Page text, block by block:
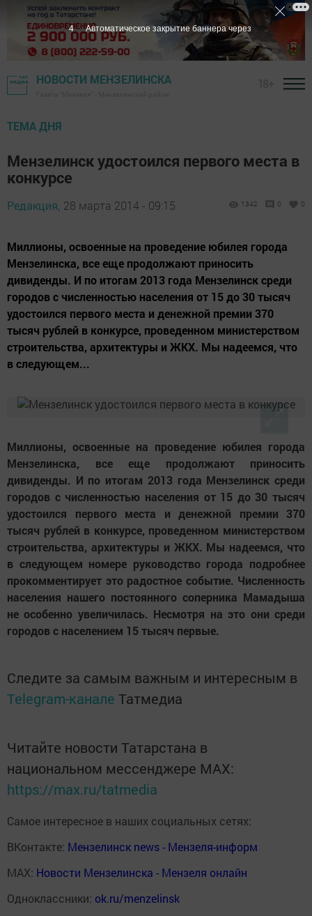
НОВОСТИ МЕНЗЕЛИНСКА
ТЕМА ДНЯ
Мензелинск удостоился первого места в
конкурсе
Редакция, 28 марта 2014 - 09:15 1342 0 0
Миллионы, освоенные на проведение юбилея города
Мензелинска, все еще продолжают приносить
дивиденды. И по итогам 2013 года Мензелинск среди
городов с численностью населения от 15 до 30 тысяч
удостоился первого места и денежной премии 370
тысяч рублей в конкурсе, проведенном министерством
строительства, архитектуры и ЖКХ. Мы надеемся, что
в следующем...
Миллионы, освоенные на проведение юбилея города
Мензелинска, все еще продолжают приносить
дивиденды. И по итогам 2013 года Мензелинск среди
городов с численностью населения от 15 до 30 тысяч
удостоился первого места и денежной премии 370
тысяч рублей в конкурсе, проведенном министерством
строительства, архитектуры и ЖКХ. Мы надеемся, что
в следующем номере руководство города подробнее
прокомментирует это радостное событие. Численность
населения нашего постоянного соперника Мамадыша
не особенно увеличилась. Несмотря на это они среди
городов с населением 15 тысяч первые.
Следите за самым важным и интересным в
Telegram-канале Татмедиа
Читайте новости Татарстана в
национальном мессенджере MАХ:
https://max.ru/tatmedia
Самое интересное в наших социальных сетях:
ВКонтакте: Мензелинск news - Мензеля-информ
MAX: Новости Мензелинска - Мензеля онлайн
Одноклассники: ok.ru/menzelinsk
3 Автоматическое закрытие баннера через